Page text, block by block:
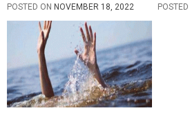
POSTED ON NOVEMBER 18, 2022